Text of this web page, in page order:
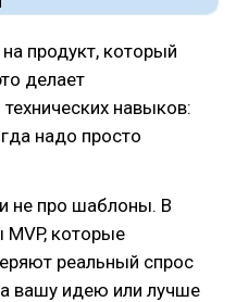
продукт, который
делает
навыков:
надо просто
не про шаблоны. В
которые
реальный спрос
вашу идею или лучше